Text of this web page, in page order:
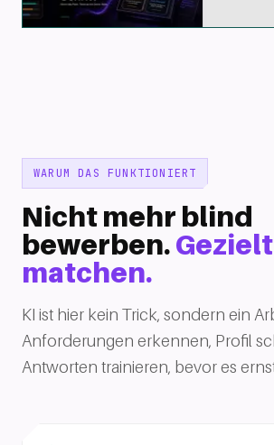
WARUM DAS FUNKTIONIERT
Nicht mehr blind
bewerben.Gezielt
matchen.
KI ist hier kein Trick, sondern ein
Anforderungen erkennen, Profil
Antworten trainieren, bevor es